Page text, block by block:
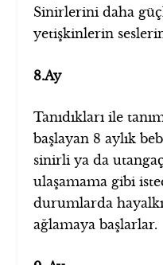
Sinirlerini daha
yetişkinlerin
8.Ay
Tanıdıkları ile
başlayan 8 aylık
sinirli ya da
ulaşamama gibi
durumlarda
ağlamaya başlarlar.